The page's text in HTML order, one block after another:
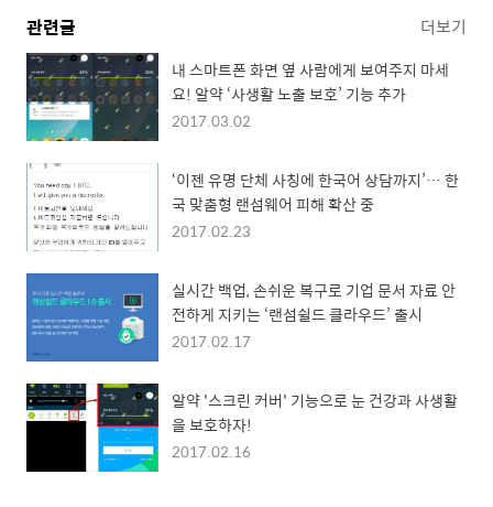
관련글 더보기
내 스마트폰 화면 옆 사람에게 보여주지 마세
요! 알약 ‘사생활 노출 보호’ 기능 추가
2017.03.02
‘이젠 유명 단체 사칭에 한국어 상담까지’… 한
국 맞춤형 랜섬웨어 피해 확산 중
2017.02.23
실시간 백업, 손쉬운 복구로 기업 문서 자료 안
전하게 지키는 ‘랜섬쉴드 클라우드’ 출시
2017.02.17
알약 '스크린 커버' 기능으로 눈 건강과 사생활
을 보호하자!
2017.02.16